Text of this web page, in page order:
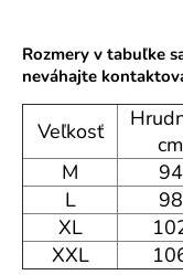
Rozmery v tabuľke
neváhajte
Veľkosť
cm
M
94
L
98
XL
XXL
e